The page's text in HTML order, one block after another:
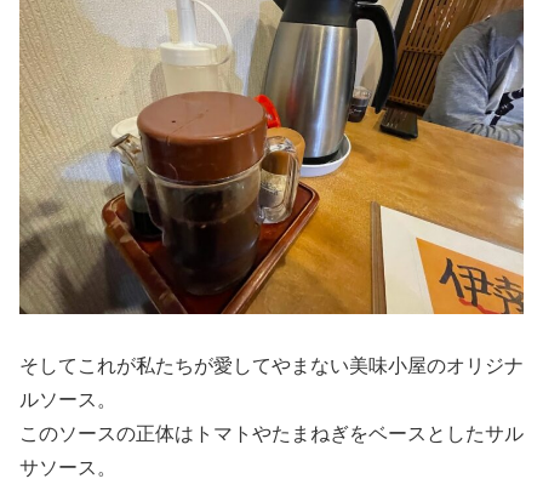
そしてこれが私たちが愛してやまない美味小屋のオリジナ
ルソース。
このソースの正体はトマトやたまねぎをベースとしたサル
サソース。